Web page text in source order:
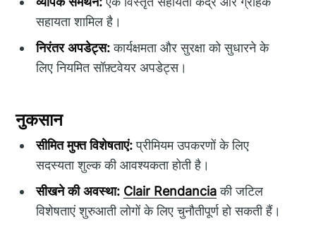
सहायता शामिल है।
निरंतर अपडेट्स:कार्यक्षमता और सुरक्षा को सुधारने के
लिए नियमित सॉफ़्टवेयर अपडेट्स।
नुकसान
सीमित मुफ्त विशेषताएं:प्रीमियम उपकरणों के लिए
सदस्यता शुल्क की आवश्यकता होती है।
सीखने की अवस्था: Clair Rendanciaकी जटिल
विशेषताएं शुरुआती लोगों के लिए चुनौतीपूर्ण हो सकती हैं।